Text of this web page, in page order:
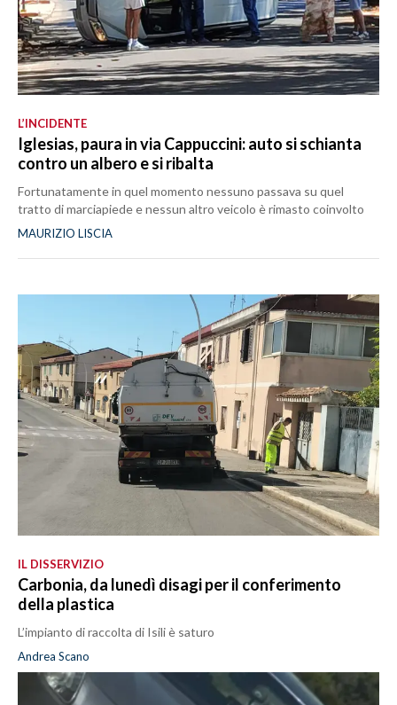
L’INCIDENTE
Iglesias, paura in via Cappuccini: auto si schianta
contro un albero e si ribalta
Fortunatamente in quel momento nessuno passava su quel
tratto di marciapiede e nessun altro veicolo è rimasto coinvolto
MAURIZIO LISCIA
IL DISSERVIZIO
Carbonia, da lunedì disagi per il conferimento
della plastica
L’impianto di raccolta di Isili è saturo
Andrea Scano